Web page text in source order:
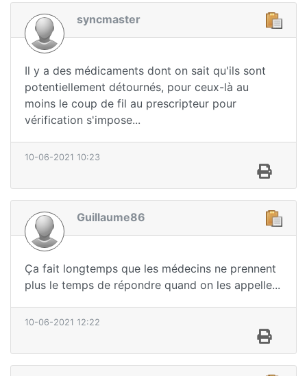
syncmaster
Il y a des médicaments dont on sait qu'ils sont
potentiellement détournés, pour ceux-là au
moins le coup de fil au prescripteur pour
vérification s'impose...
10-06-2021 10:23
Guillaume86
Ça fait longtemps que les médecins ne prennent
plus le temps de répondre quand on les appelle...
10-06-2021 12:22